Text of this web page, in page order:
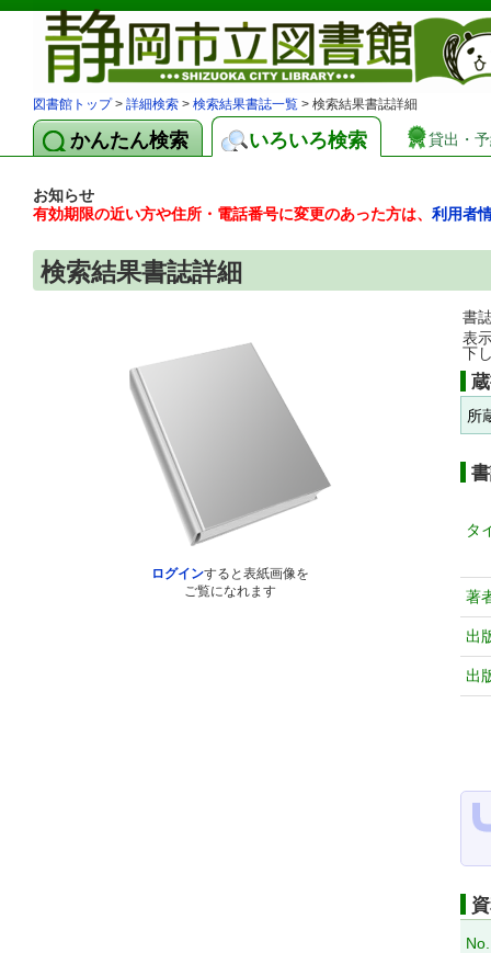
図書館トップ> 詳細検索 > 検索結果書誌一覧 > 検索結果書誌詳細
かんたん検索 いろいろ検索 貸出・
お知らせ
有効期限の近い方や住所・電話番号に変更のあった方は、 利用者
検索結果書誌詳細
ログインすると表紙画像を
ご覧になれます
書
表
下
所
タ
著
出
出
No.